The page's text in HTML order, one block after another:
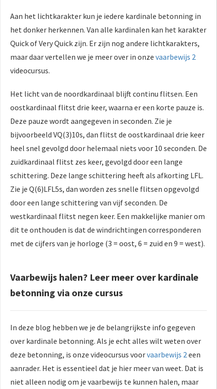
Aan het lichtkarakter kun je iedere kardinale betonning in
het donker herkennen. Van alle kardinalen kan het karakter
Quick of Very Quick zijn. Er zijn nog andere lichtkarakters,
maar daar vertellen we je meer over in onze vaarbewijs 2
videocursus.
Het licht van de noordkardinaal blijft continu flitsen. Een
oostkardinaal flitst drie keer, waarna er een korte pauze is.
Deze pauze wordt aangegeven in seconden. Zie je
bijvoorbeeld VQ(3)10s, dan flitst de oostkardinaal drie keer
heel snel gevolgd door helemaal niets voor 10 seconden. De
zuidkardinaal flitst zes keer, gevolgd door een lange
schittering. Deze lange schittering heeft als afkorting LFL.
Zie je Q(6)LFL5s, dan worden zes snelle flitsen opgevolgd
door een lange schittering van vijf seconden. De
westkardinaal flitst negen keer. Een makkelijke manier om
dit te onthouden is dat de windrichtingen corresponderen
met de cijfers van je horloge (3 = oost, 6 = zuid en 9 = west).
Vaarbewijs halen? Leer meer over kardinale
betonning via onze cursus
In deze blog hebben we je de belangrijkste info gegeven
over kardinale betonning. Als je echt alles wilt weten over
deze betonning, is onze videocursus voorvaarbewijs 2een
aanrader. Het is essentieel dat je hier meer van weet. Dat is
niet alleen nodig om je vaarbewijs te kunnen halen, maar